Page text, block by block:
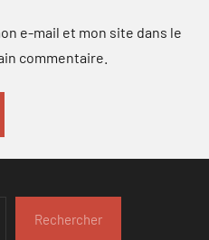
e-mail et mon site dans le
commentaire.
Rechercher